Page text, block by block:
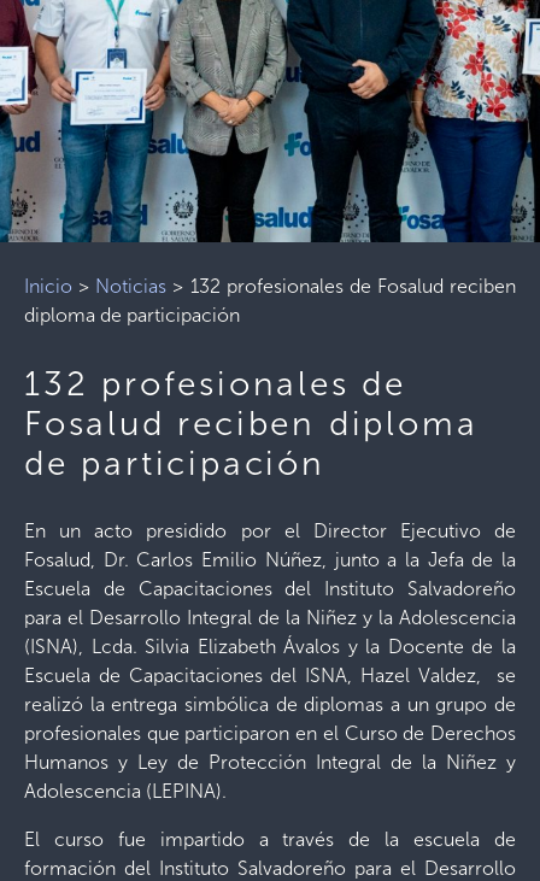
Inicio > Noticias > 132 profesionales de Fosalud reciben
diploma de participación
132 profesionales de
Fosalud reciben diploma
de participación
En un acto presidido por el Director Ejecutivo de
Fosalud, Dr. Carlos Emilio Núñez, junto a la Jefa de la
Escuela de Capacitaciones del Instituto Salvadoreño
para el Desarrollo Integral de la Niñez y la Adolescencia
(ISNA), Lcda. Silvia Elizabeth Ávalos y la Docente de la
Escuela de Capacitaciones del ISNA, Hazel Valdez, se
realizó la entrega simbólica de diplomas a un grupo de
profesionales que participaron en el Curso de Derechos
Humanos y Ley de Protección Integral de la Niñez y
Adolescencia (LEPINA).
El curso fue impartido a través de la escuela de
formación del Instituto Salvadoreño para el Desarrollo